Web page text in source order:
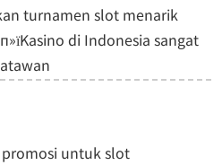
turnamen slot menarik
п»їKasino di Indonesia sangat
untuk slot